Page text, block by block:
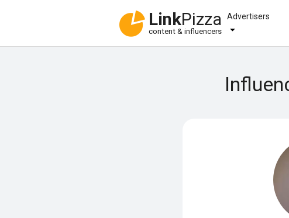
LinkPizza
content & influencers
Advertisers